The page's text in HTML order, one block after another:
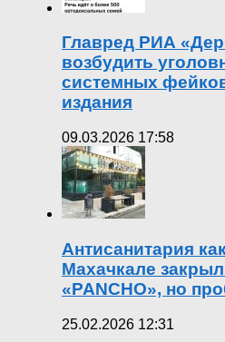
Главред РИА
возбудить
системных
издания
09.03.2026 17:58
Антисанитария
Махачкале
«PANCHO», но
25.02.2026 12:31